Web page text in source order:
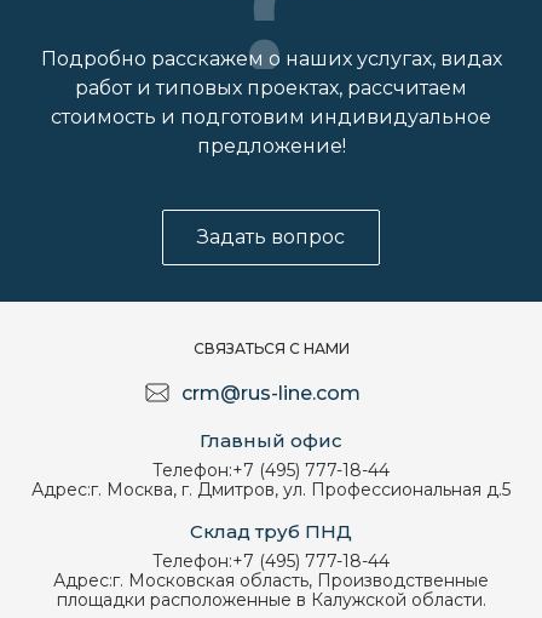
Подробно расскажем о наших услугах, видах
работ и типовых проектах, рассчитаем
стоимость и подготовим индивидуальное
предложение!
Задать вопрос
СВЯЗАТЬСЯ С НАМИ
crm@rus-line.com
Главный офис
Телефон:+7 (495) 777-18-44
Адрес:г. Москва, г. Дмитров, ул. Профессиональная д.5
Склад труб ПНД
Телефон:+7 (495) 777-18-44
Адрес:г. Московская область, Производственные
площадки расположенные в Калужской области.